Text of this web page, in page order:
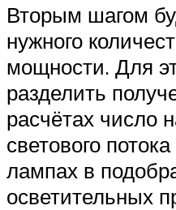
Вторым шагом
нужного
мощности. Для
разделить
расчётах число
светового
лампах в
осветительных